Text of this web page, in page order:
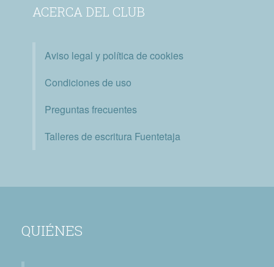
ACERCA DEL CLUB
Aviso legal y política de cookies
Condiciones de uso
Preguntas frecuentes
Talleres de escritura Fuentetaja
QUIÉNES